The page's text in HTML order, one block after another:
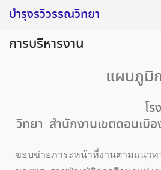
บำรุงรวิวรรณวิทยา
การบริหารงาน
แผนภูมิการบ
โรงเรียนบำ
วิทยา สำนักงานเขตดอนเมื
ขอบข่ายภาระหน้าที่งานตามแนวท